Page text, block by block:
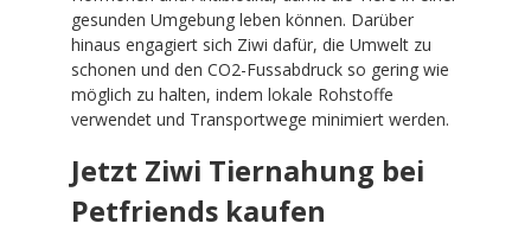
gesunden Umgebung leben können. Darüber
hinaus engagiert sich Ziwi dafür, die Umwelt zu
schonen und den CO2-Fussabdruck so gering wie
möglich zu halten, indem lokale Rohstoffe
verwendet und Transportwege minimiert werden.
Jetzt Ziwi Tiernahung bei
Petfriends kaufen